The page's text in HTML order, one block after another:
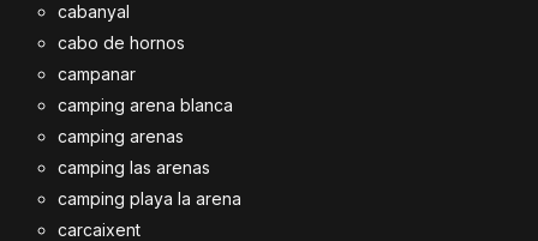
cabanyal
cabo de hornos
campanar
camping arena blanca
camping arenas
camping las arenas
camping playa la arena
carcaixent